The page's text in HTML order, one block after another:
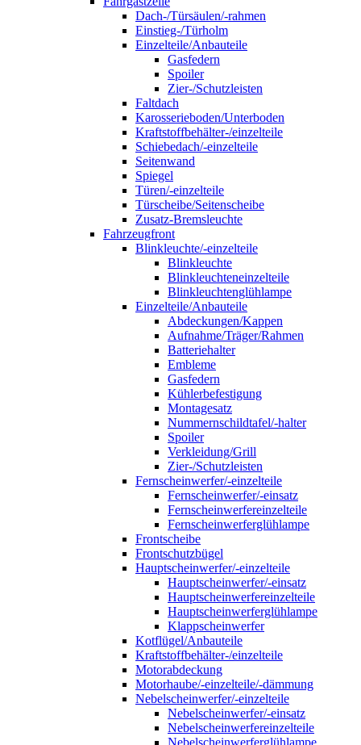
Dach-/Türsäulen/-rahmen
Einstieg-/Türholm
Einzelteile/Anbauteile
Gasfedern
Spoiler
Zier-/Schutzleisten
Faltdach
Karosserieboden/Unterboden
Kraftstoffbehälter-/einzelteile
Schiebedach/-einzelteile
Seitenwand
Spiegel
Türen/-einzelteile
Türscheibe/Seitenscheibe
Zusatz-Bremsleuchte
Fahrzeugfront
Blinkleuchte/-einzelteile
Blinkleuchte
Blinkleuchteneinzelteile
Blinkleuchtenglühlampe
Einzelteile/Anbauteile
Abdeckungen/Kappen
Aufnahme/Träger/Rahmen
Batteriehalter
Embleme
Gasfedern
Kühlerbefestigung
Montagesatz
Nummernschildtafel/-halter
Spoiler
Verkleidung/Grill
Zier-/Schutzleisten
Fernscheinwerfer/-einzelteile
Fernscheinwerfer/-einsatz
Fernscheinwerfereinzelteile
Fernscheinwerferglühlampe
Frontscheibe
Frontschutzbügel
Hauptscheinwerfer/-einzelteile
Hauptscheinwerfer/-einsatz
Hauptscheinwerfereinzelteile
Hauptscheinwerferglühlampe
Klappscheinwerfer
Kotflügel/Anbauteile
Kraftstoffbehälter-/einzelteile
Motorabdeckung
Motorhaube/-einzelteile/-dämmung
Nebelscheinwerfer/-einzelteile
Nebelscheinwerfer/-einsatz
Nebelscheinwerfereinzelteile
Nebelscheinwerferglühlampe